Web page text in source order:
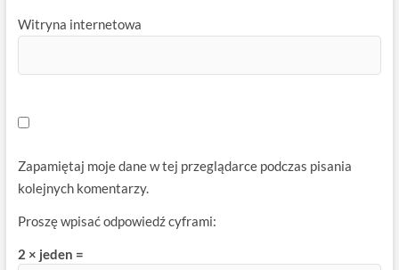
Witryna internetowa
Zapamiętaj moje dane w tej przeglądarce podczas pisania
kolejnych komentarzy.
Proszę wpisać odpowiedź cyframi:
2 × jeden =